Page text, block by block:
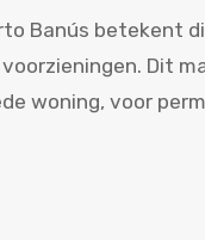
Banús betekent
Dit
woning, voor